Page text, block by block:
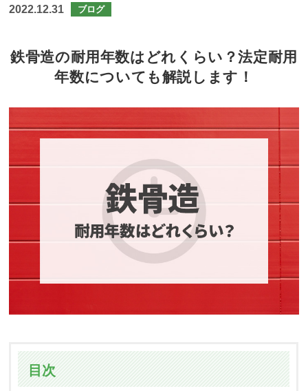
2022.12.31 ブログ
鉄骨造の耐用年数はどれくらい？法定耐用
年数についても解説します！
目次